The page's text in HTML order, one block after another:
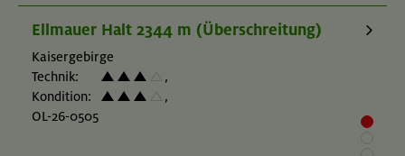
Ellmauer Halt 2344 m (Überschreitung)
Kaisergebirge
Technik:
,
Kondition:
,
OL-26-0505